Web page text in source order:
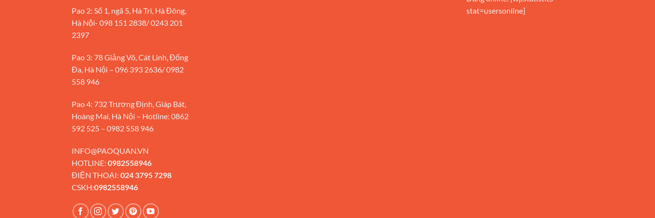
Pao 2: Số 1, ngã 5, Hà Trì, Hà Đông,
Hà Nội- 098 151 2838/ 0243 201
2397
Pao 3: 78 Giảng Võ, Cát Linh, Đống
Đa, Hà Nội – 096 393 2636/ 0982
558 946
Pao 4: 732 Trương Định, Giáp Bát,
Hoàng Mai, Hà Nội – Hotline: 0862
592 525 – 0982 558 946
INFO@PAOQUAN.VN
HOTLINE: 0982558946
ĐIỆN THOẠI: 024 3795 7298
CSKH:0982558946
stat=usersonline]